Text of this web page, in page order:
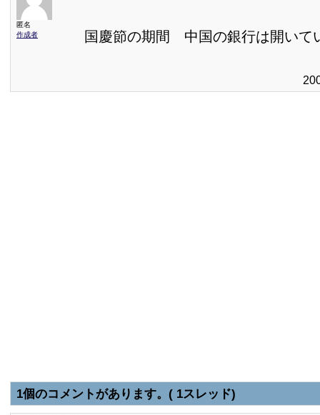
匿名
作成者
国慶節の期間 中国の銀行は開いて
1個のコメントがあります。( 1スレッド)